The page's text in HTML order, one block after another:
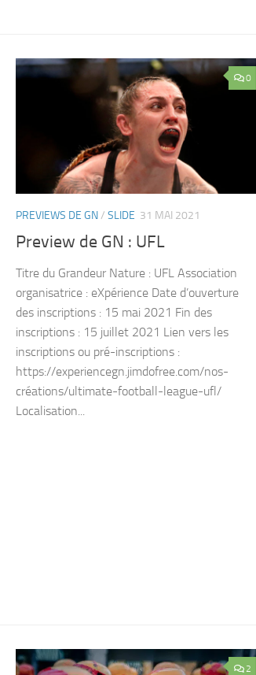
0
PREVIEWS DE GN/ SLIDE 31 MAI 2021
Preview de GN : UFL
Titre du Grandeur Nature : UFL Association
organisatrice : eXpérience Date d’ouverture
des inscriptions : 15 mai 2021 Fin des
inscriptions : 15 juillet 2021 Lien vers les
inscriptions ou pré-inscriptions :
https://experiencegn.jimdofree.com/nos-
créations/ultimate-football-league-ufl/
Localisation...
2